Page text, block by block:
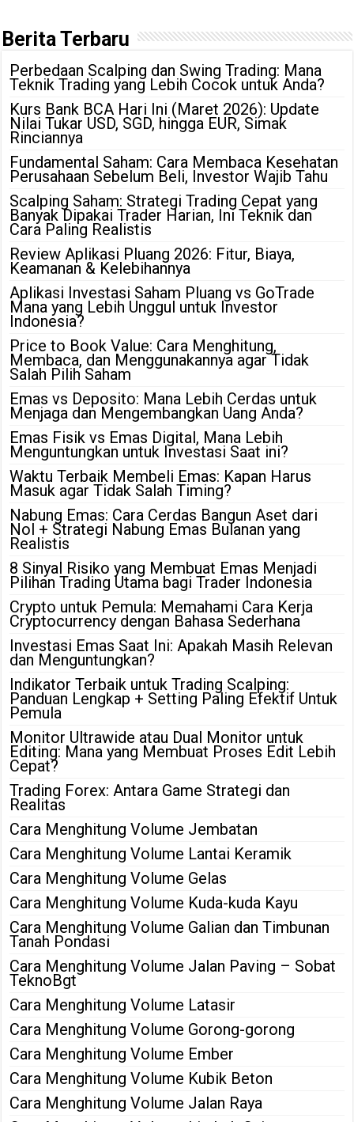
Berita Terbaru
Perbedaan Scalping dan Swing Trading: Mana
Teknik Trading yang Lebih Cocok untuk Anda?
Kurs Bank BCA Hari Ini (Maret 2026): Update
Nilai Tukar USD, SGD, hingga EUR, Simak
Rinciannya
Fundamental Saham: Cara Membaca Kesehatan
Perusahaan Sebelum Beli, Investor Wajib Tahu
Scalping Saham: Strategi Trading Cepat yang
Banyak Dipakai Trader Harian, Ini Teknik dan
Cara Paling Realistis
Review Aplikasi Pluang 2026: Fitur, Biaya,
Keamanan & Kelebihannya
Aplikasi Investasi Saham Pluang vs GoTrade
Mana yang Lebih Unggul untuk Investor
Indonesia?
Price to Book Value: Cara Menghitung,
Membaca, dan Menggunakannya agar Tidak
Salah Pilih Saham
Emas vs Deposito: Mana Lebih Cerdas untuk
Menjaga dan Mengembangkan Uang Anda?
Emas Fisik vs Emas Digital, Mana Lebih
Menguntungkan untuk Investasi Saat ini?
Waktu Terbaik Membeli Emas: Kapan Harus
Masuk agar Tidak Salah Timing?
Nabung Emas: Cara Cerdas Bangun Aset dari
Nol + Strategi Nabung Emas Bulanan yang
Realistis
8 Sinyal Risiko yang Membuat Emas Menjadi
Pilihan Trading Utama bagi Trader Indonesia
Crypto untuk Pemula: Memahami Cara Kerja
Cryptocurrency dengan Bahasa Sederhana
Investasi Emas Saat Ini: Apakah Masih Relevan
dan Menguntungkan?
Indikator Terbaik untuk Trading Scalping:
Panduan Lengkap + Setting Paling Efektif Untuk
Pemula
Monitor Ultrawide atau Dual Monitor untuk
Editing: Mana yang Membuat Proses Edit Lebih
Cepat?
Trading Forex: Antara Game Strategi dan
Realitas
Cara Menghitung Volume Jembatan
Cara Menghitung Volume Lantai Keramik
Cara Menghitung Volume Gelas
Cara Menghitung Volume Kuda-kuda Kayu
Cara Menghitung Volume Galian dan Timbunan
Tanah Pondasi
Cara Menghitung Volume Jalan Paving – Sobat
TeknoBgt
Cara Menghitung Volume Latasir
Cara Menghitung Volume Gorong-gorong
Cara Menghitung Volume Ember
Cara Menghitung Volume Kubik Beton
Cara Menghitung Volume Jalan Raya